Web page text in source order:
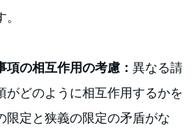
項の相互作用の考慮：異なる請
がどのように相互作用するかを
限定と狭義の限定の矛盾がな